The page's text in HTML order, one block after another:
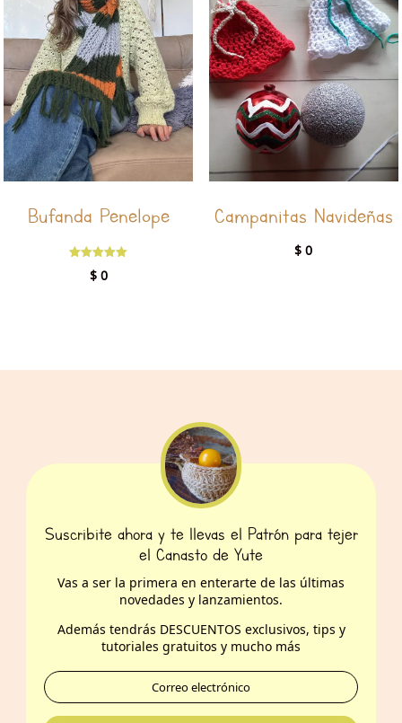
Bufanda Penelope
Valorado
con
$0
Campanitas Navideñas
$ 0
Suscribite ahora y te llevas el Patrón para tejer
el Canasto de Yute
Vas a ser la primera en enterarte de las últimas
novedades y lanzamientos.
Además tendrás DESCUENTOS exclusivos, tips y
tutoriales gratuitos y mucho más